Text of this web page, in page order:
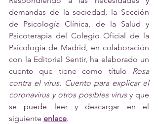
demandas de la sociedad, la Sección
de Psicología Clínica, de la Salud y
Psicoterapia del Colegio Oficial de la
Psicología de Madrid, en colaboración
con la Editorial Sentir, ha elaborado un
cuento que tiene como título Rosa
contra el virus. Cuento para explicar el
coronavirus y otros posibles virus y que
se puede leer y descargar en el
siguiente enlace.